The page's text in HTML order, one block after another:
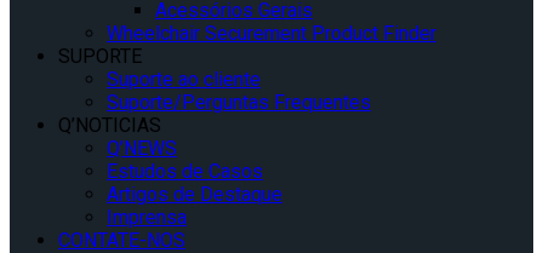
Acessórios Gerais
Wheelchair Securement Product Finder
SUPORTE
Suporte ao cliente
Suporte/Perguntas Frequentes
Q’NOTICIAS
Q’NEWS
Estudos de Casos
Artigos de Destaque
Imprensa
CONTATE-NOS